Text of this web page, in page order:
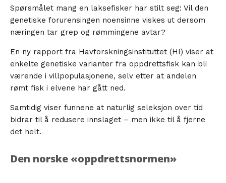
Spørsmålet mang en laksefisker har stilt seg: Vil den
genetiske forurensingen noensinne viskes ut dersom
næringen tar grep og rømmingene avtar?
En ny rapport fra Havforskningsinstituttet (HI) viser at
enkelte genetiske varianter fra oppdrettsfisk kan bli
værende i villpopulasjonene, selv etter at andelen
rømt fisk i elvene har gått ned.
Samtidig viser funnene at naturlig seleksjon over tid
bidrar til å redusere innslaget – men ikke til å fjerne
det helt.
Den norske «oppdrettsnormen»